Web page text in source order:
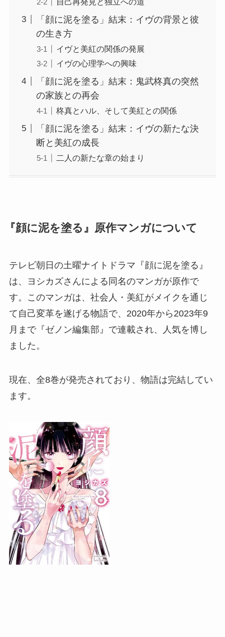
「顔に泥を塗る」結末：イヴの背景と彼
の生き方
イヴと美紅の関係の発展
イヴの心理学への興味
「顔に泥を塗る」結末：鬼武柊真の突然
の家族との再会
柊真とハル、そして美紅との関係
「顔に泥を塗る」結末：イヴの新たな決
断と美紅の成長
二人の新たな章の始まり
『顔に泥を塗る』原作マンガについて
テレビ朝日の土曜ナイトドラマ『顔に泥を塗る』
は、ヨシカズさんによる同名のマンガが原作で
す。このマンガは、社会人・美紅がメイクを通じ
て自己変革を遂げる物語で、2020年から2023年9
月まで『ゼノン編集部』で連載され、人気を博し
ました。
現在、全8巻が発売されており、物語は完結してい
ます。